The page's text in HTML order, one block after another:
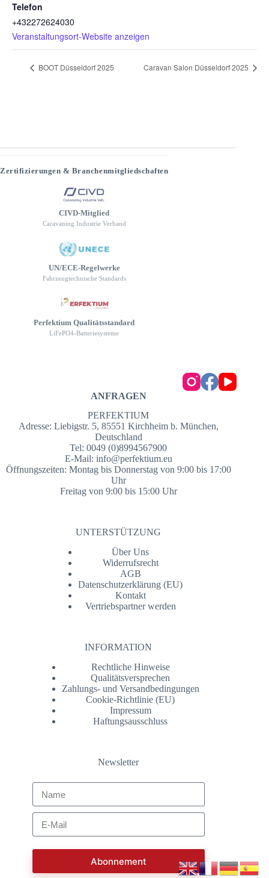
Telefon
+432272624030
Veranstaltungsort-Website anzeigen
BOOT Düsseldorf 2025 Caravan Salon Düsseldorf 2025
Zertifizierungen & Branchenmitgliedschaften
CIVD-Mitglied
Caravaning Industrie Verband
UN/ECE-Regelwerke
Fahrzeugtechnische Standards
Perfektium Qualitätsstandard
LiFePO4-Batteriesysteme
ANFRAGEN
PERFEKTIUM
Adresse: Liebigstr. 5, 85551 Kirchheim b. München,
Deutschland
Tel: 0049 (0)8994567900
E-Mail: info@perfektium.eu
Öffnungszeiten: Montag bis Donnerstag von 9:00 bis 17:00
Uhr
Freitag von 9:00 bis 15:00 Uhr
UNTERSTÜTZUNG
Über Uns
Widerrufsrecht
AGB
Datenschutzerklärung (EU)
Kontakt
Vertriebspartner werden
INFORMATION
Rechtliche Hinweise
Qualitätsversprechen
Zahlungs- und Versandbedingungen
Cookie-Richtlinie (EU)
Impressum
Haftungsausschluss
Newsletter
Abonnement